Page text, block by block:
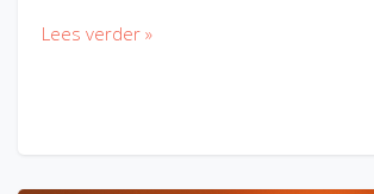
Lees verder »